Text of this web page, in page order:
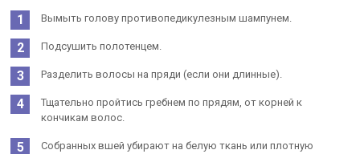
Вымыть голову противопедикулезным шампунем.
Подсушить полотенцем.
Разделить волосы на пряди (если они длинные).
Тщательно пройтись гребнем по прядям, от корней к
кончикам волос.
Собранных вшей убирают на белую ткань или плотную